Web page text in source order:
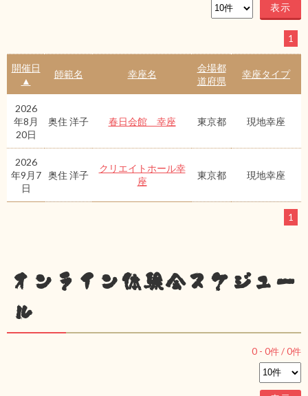
1
開催日
▲
師範名 幸座名
会場都
道府県
幸座タイプ
2026
年8月
20日
奥住 洋子 春日会館 幸座 東京都 現地幸座
2026
年9月7
日
奥住 洋子
クリエイトホール幸
座
東京都 現地幸座
1
オンライン体験会スケジュー
ル
0 - 0件 /0件